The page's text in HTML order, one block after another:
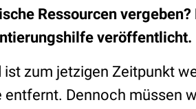
Ressourcen vergeben?
veröffentlicht.
zum jetzigen Zeitpunkt
Dennoch müssen